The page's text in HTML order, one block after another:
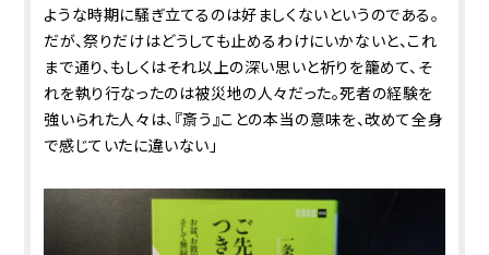
ような時期に騒ぎ立てるのは好ましくないというのである。
だが、祭りだけはどうしても止めるわけにいかないと、これ
まで通り、もしくはそれ以上の深い思いと祈りを籠めて、そ
れを執り行なったのは被災地の人々だった。死者の経験を
強いられた人々は、『斎う』ことの本当の意味を、改めて全身
で感じていたに違いない」